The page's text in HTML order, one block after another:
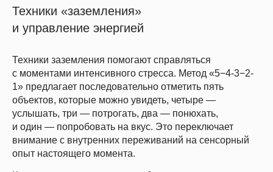
Техники «заземления»
и управление энергией
Техники заземления помогают справляться
с моментами интенсивного стресса. Метод «5−4-3−2-
1» предлагает последовательно отметить пять
объектов, которые можно увидеть, четыре —
услышать, три — потрогать, два — понюхать,
и один — попробовать на вкус. Это переключает
внимание с внутренних переживаний на сенсорный
опыт настоящего момента.